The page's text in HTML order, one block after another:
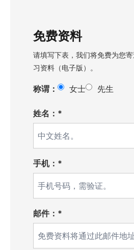
免费资料
请填写下表，我们将免费为您
习资料（电子版）。
称谓： 女士 先生
姓名：*
手机：*
邮件：*